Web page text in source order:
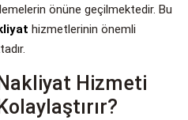
önüne geçilmektedir. Bu
hizmetlerinin önemli
Hizmeti